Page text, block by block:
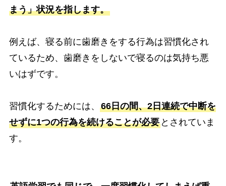
まう」状況を指します。
例えば、寝る前に歯磨きをする行為は習慣化され
ているため、歯磨きをしないで寝るのは気持ち悪
いはずです。
習慣化するためには、 66日の間、2日連続で中断を
せずに1つの行為を続けることが必要とされていま
す。